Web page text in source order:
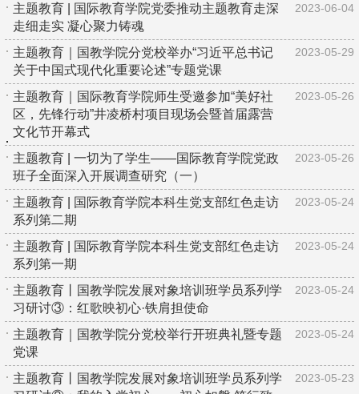
主题教育 | 国际教育学院党委推动主题教育走深
走细走实 凝心聚力铸魂
2023-06-04
主题教育｜国教学院分党校举办“习近平总书记
关于中国式现代化重要论述”专题党课
2023-05-29
主题教育｜国际教育学院师生受邀参加“美好社
区，先锋行动”井凌桥村项目现场会暨首届露营
文化节开幕式
2023-05-26
主题教育 | 一切为了学生——国际教育学院党政
班子全面深入开展调查研究（一）
2023-05-26
主题教育 | 国际教育学院本科生党支部红色走访
系列第二期
2023-05-24
主题教育 | 国际教育学院本科生党支部红色走访
系列第一期
2023-05-24
主题教育丨国教学院发展对象培训班学员系列学
习研讨③：红歌映初心·铁肩担使命
2023-05-24
主题教育｜国教学院分党校举行开班典礼暨专题
党课
2023-05-24
主题教育丨国教学院发展对象培训班学员系列学
2023-05-23